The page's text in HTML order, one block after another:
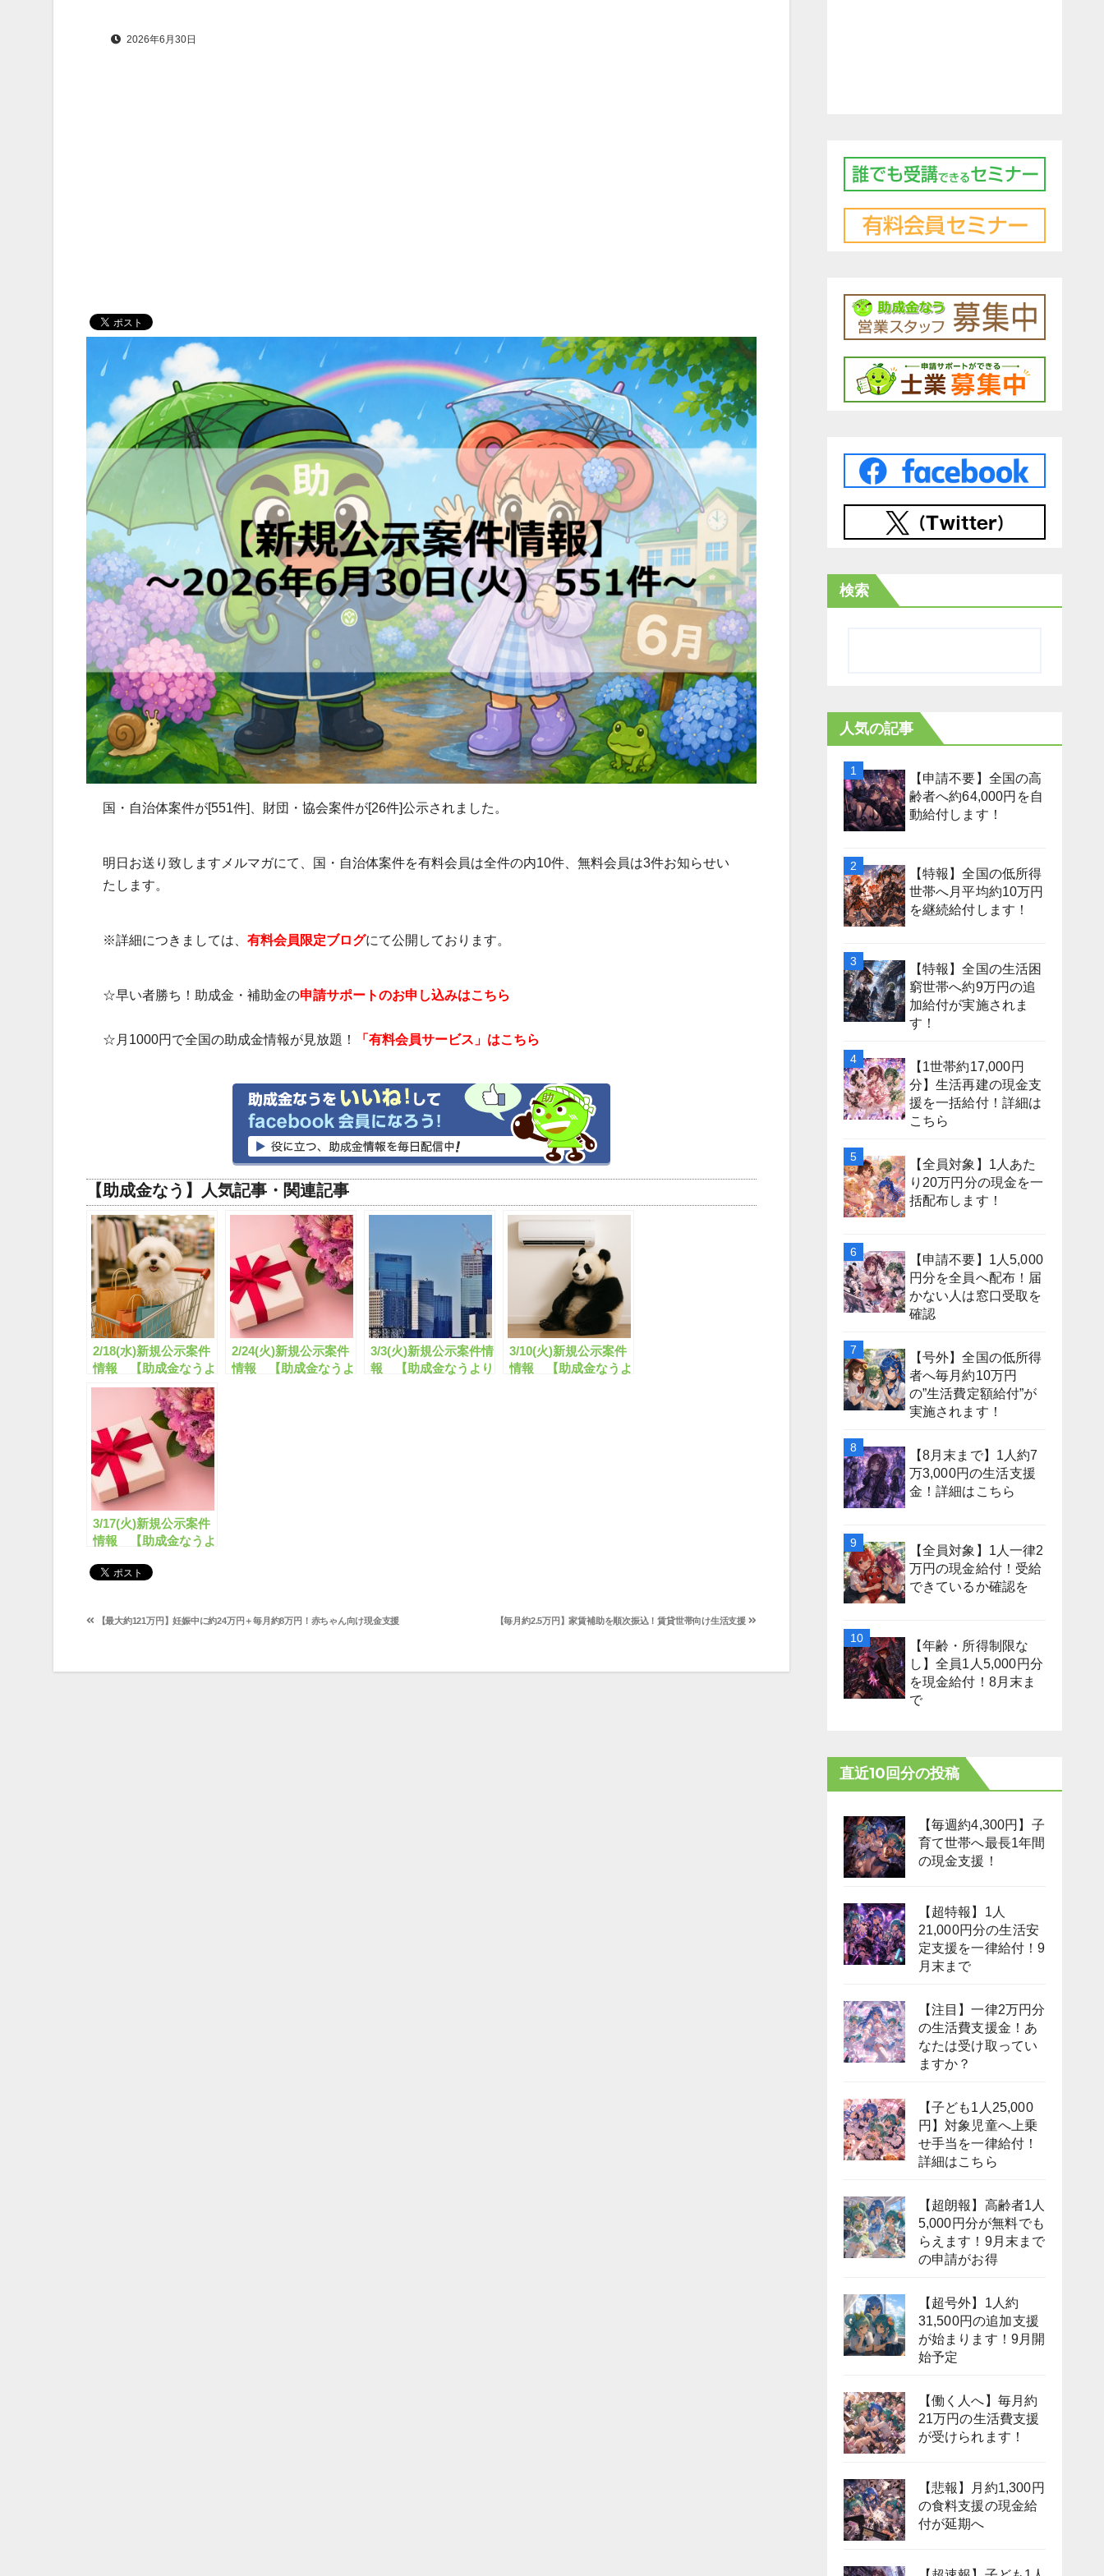
2026年6月30日
国・自治体案件が[551件]、財団・協会案件が[26件]公示されました。
明日お送り致しますメルマガにて、国・自治体案件を有料会員は全件の内10件、無料会員は3件お知らせい
たします。
※詳細につきましては、 有料会員限定ブログにて公開しております。
☆早い者勝ち！助成金・補助金の申請サポートのお申し込みはこちら
☆月1000円で全国の助成金情報が見放題！ 「有料会員サービス」はこちら
【助成金なう】人気記事・関連記事
2/18(水)新規公示案件
情報 【助成金なうよ
りお知らせ】
2/24(火)新規公示案件
情報 【助成金なうよ
3/3(火)新規公示案件情
報 【助成金なうより
3/10(火)新規公示案件
情報 【助成金なうよ
3/17(火)新規公示案件
情報 【助成金なうよ
投
ナ
【毎月約2.5万円】家賃補助を順次振込！賃貸世帯向け生活支援
【最大約121万円】妊娠中に約24万円＋毎月約8万円！赤ちゃん向け現金支援
検索
人気の記事
【申請不要】全国の高
齢者へ約64,000円を自
動給付します！
【特報】全国の低所得
世帯へ月平均約10万円
を継続給付します！
【特報】全国の生活困
窮世帯へ約9万円の追
加給付が実施されま
す！
【1世帯約17,000円
分】生活再建の現金支
援を一括給付！詳細は
こちら
【全員対象】1人あた
り20万円分の現金を一
括配布します！
【申請不要】1人5,000
円分を全員へ配布！届
かない人は窓口受取を
確認
【号外】全国の低所得
者へ毎月約10万円
の”生活費定額給付”が
実施されます！
【8月末まで】1人約7
万3,000円の生活支援
金！詳細はこちら
【全員対象】1人一律2
万円の現金給付！受給
できているか確認を
【年齢・所得制限な
し】全員1人5,000円分
を現金給付！8月末ま
で
直近10回分の投稿
【毎週約4,300円】子
育て世帯へ最長1年間
の現金支援！
【超特報】1人
21,000円分の生活安
定支援を一律給付！9
月末まで
【注目】一律2万円分
の生活費支援金！あ
なたは受け取ってい
ますか？
【子ども1人25,000
円】対象児童へ上乗
せ手当を一律給付！
詳細はこちら
【超朗報】高齢者1人
5,000円分が無料でも
らえます！9月末まで
の申請がお得
【超号外】1人約
31,500円の追加支援
が始まります！9月開
始予定
【働く人へ】毎月約
21万円の生活費支援
が受けられます！
【悲報】月約1,300円
の食料支援の現金給
付が延期へ